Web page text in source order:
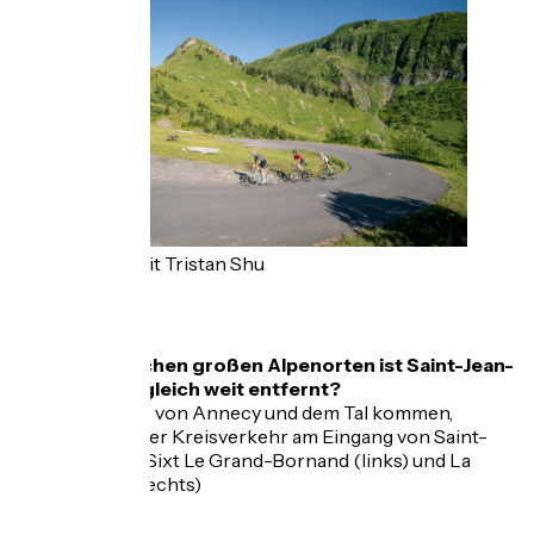
Fotokredit Tristan Shu
Von welchen großen Alpenorten ist Saint-Jean-
de-Sixt gleich weit entfernt?
Wenn Sie von Annecy und dem Tal kommen,
bedient der Kreisverkehr am Eingang von Saint-
Jean-de-Sixt Le Grand-Bornand (links) und La
Clusaz (rechts)